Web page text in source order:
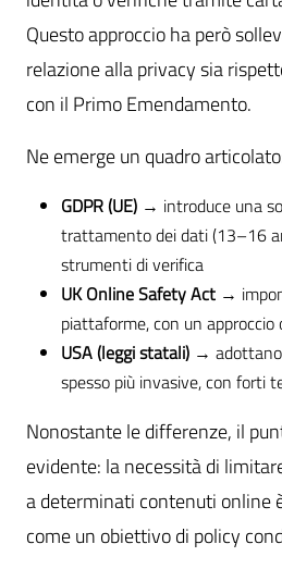
Questo approccio ha però
relazione alla privacy sia
con il Primo Emendamento.
Ne emerge un quadro
GDPR (UE) → introduce una
trattamento dei dati (13–16
strumenti di verifica
UK Online Safety Act →
piattaforme, con un
USA (leggi statali) → adottano
spesso più invasive, con forti
Nonostante le differenze, il
evidente: la necessità di
a determinati contenuti online
come un obiettivo di policy